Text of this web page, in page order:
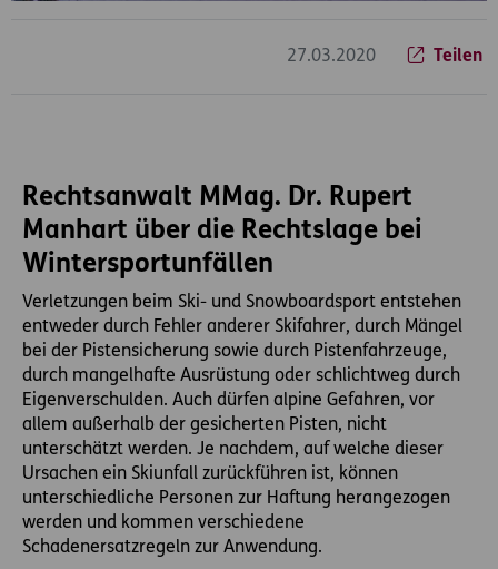
27.03.2020 Teilen
Rechtsanwalt MMag. Dr. Rupert
Manhart über die Rechtslage bei
Wintersportunfällen
Verletzungen beim Ski- und Snowboardsport entstehen
entweder durch Fehler anderer Skifahrer, durch Mängel
bei der Pistensicherung sowie durch Pistenfahrzeuge,
durch mangelhafte Ausrüstung oder schlichtweg durch
Eigenverschulden. Auch dürfen alpine Gefahren, vor
allem außerhalb der gesicherten Pisten, nicht
unterschätzt werden. Je nachdem, auf welche dieser
Ursachen ein Skiunfall zurückführen ist, können
unterschiedliche Personen zur Haftung herangezogen
werden und kommen verschiedene
Schadenersatzregeln zur Anwendung.